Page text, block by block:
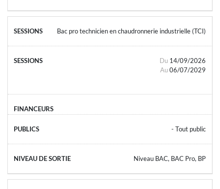
Bac pro technicien en chaudronnerie industrielle (TCI)
Du 14/09/2026
Au 06/07/2029
- Tout public
Niveau BAC, BAC Pro, BP